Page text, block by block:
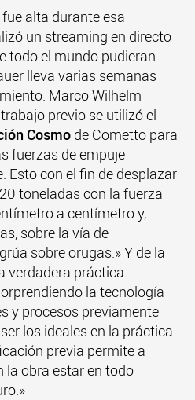
alta durante esa
un streaming en directo
todo el mundo pudieran
lleva varias semanas
Marco Wilhelm
previo se utilizó el
Cosmo de Cometto para
fuerzas de empuje
Esto con el fin de desplazar
toneladas con la fuerza
a centímetro y,
sobre la vía de
sobre orugas.» Y de la
verdadera práctica.
la tecnología
y procesos previamente
los ideales en la práctica.
previa permite a
la obra estar en todo